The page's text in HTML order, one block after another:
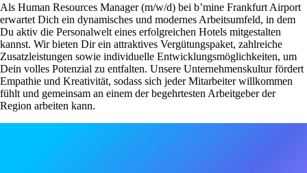
Als Human Resources Manager (m/w/d) bei b’mine Frankfurt Airport
erwartet Dich ein dynamisches und modernes Arbeitsumfeld, in dem
Du aktiv die Personalwelt eines erfolgreichen Hotels mitgestalten
kannst. Wir bieten Dir ein attraktives Vergütungspaket, zahlreiche
Zusatzleistungen sowie individuelle Entwicklungsmöglichkeiten, um
Dein volles Potenzial zu entfalten. Unsere Unternehmenskultur fördert
Empathie und Kreativität, sodass sich jeder Mitarbeiter willkommen
fühlt und gemeinsam an einem der begehrtesten Arbeitgeber der
Region arbeiten kann.